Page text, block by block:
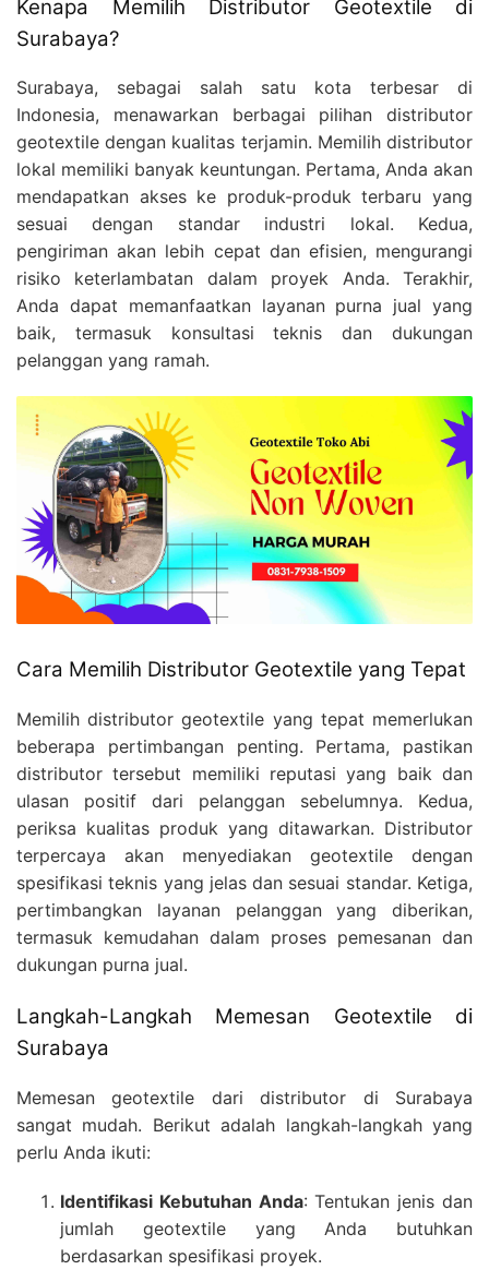
Kenapa Memilih Distributor Geotextile di
Surabaya?
Surabaya, sebagai salah satu kota terbesar di
Indonesia, menawarkan berbagai pilihan distributor
geotextile dengan kualitas terjamin. Memilih distributor
lokal memiliki banyak keuntungan. Pertama, Anda akan
mendapatkan akses ke produk-produk terbaru yang
sesuai dengan standar industri lokal. Kedua,
pengiriman akan lebih cepat dan efisien, mengurangi
risiko keterlambatan dalam proyek Anda. Terakhir,
Anda dapat memanfaatkan layanan purna jual yang
baik, termasuk konsultasi teknis dan dukungan
pelanggan yang ramah.
Cara Memilih Distributor Geotextile yang Tepat
Memilih distributor geotextile yang tepat memerlukan
beberapa pertimbangan penting. Pertama, pastikan
distributor tersebut memiliki reputasi yang baik dan
ulasan positif dari pelanggan sebelumnya. Kedua,
periksa kualitas produk yang ditawarkan. Distributor
terpercaya akan menyediakan geotextile dengan
spesifikasi teknis yang jelas dan sesuai standar. Ketiga,
pertimbangkan layanan pelanggan yang diberikan,
termasuk kemudahan dalam proses pemesanan dan
dukungan purna jual.
Langkah-Langkah Memesan Geotextile di
Surabaya
Memesan geotextile dari distributor di Surabaya
sangat mudah. Berikut adalah langkah-langkah yang
perlu Anda ikuti:
Identifikasi Kebutuhan Anda: Tentukan jenis dan
jumlah geotextile yang Anda butuhkan
berdasarkan spesifikasi proyek.